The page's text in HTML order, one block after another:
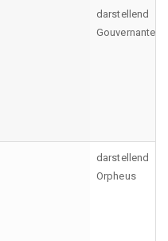
darstellend
Gouvernante
darstellend
Orpheus